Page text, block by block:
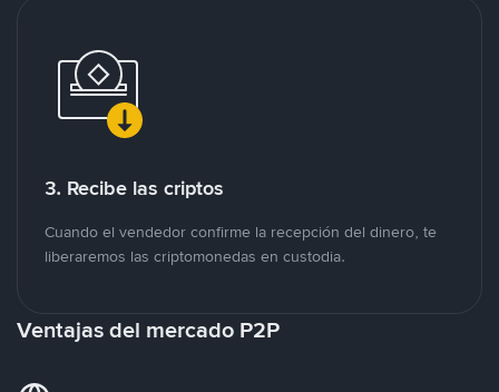
3. Recibe las criptos
Cuando el vendedor confirme la recepción del dinero, te
liberaremos las criptomonedas en custodia.
Ventajas del mercado P2P